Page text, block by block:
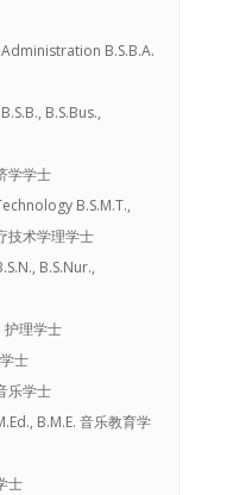
B.S.B.A.
B.S.Bus.,
学学士
B.S.M.T.,
技术学理学士
B.S.Nur.,
理学士
士
乐学士
B.M.E. 音乐教育学
士